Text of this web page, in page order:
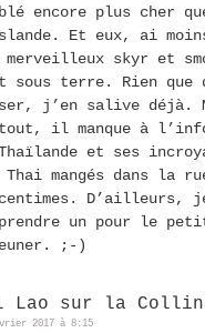
encore plus cher
Et eux, ai
skyr et
sous terre. Rien que
j’en salive déjà.
il manque à
et ses
Thai mangés dans la
D’ailleurs,
un pour le
;-)
Lao sur la
2017 à 8:15